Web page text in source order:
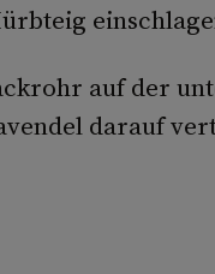
auf der
darauf